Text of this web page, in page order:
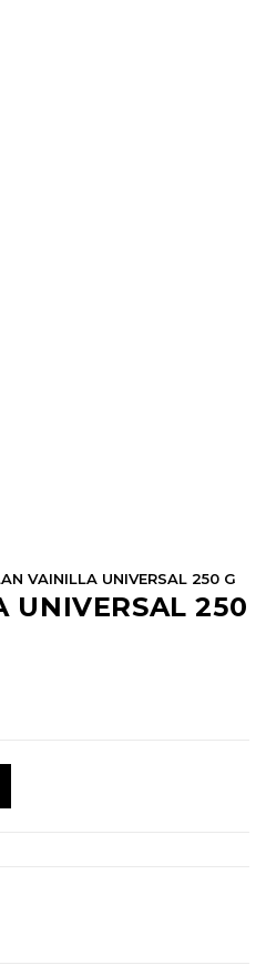
VAINILLA UNIVERSAL 250 G
UNIVERSAL 250